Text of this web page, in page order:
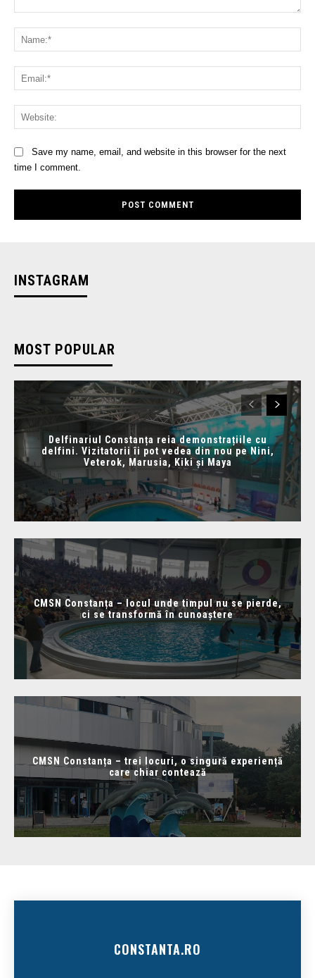
Save my name, email, and website in this browser for the next
time I comment.
INSTAGRAM
MOST POPULAR
Delfinariul Constanța reia demonstrațiile cu
delfini. Vizitatorii îi pot vedea din nou pe Nini,
Veterok, Marusia, Kiki și Maya
CMSN Constanța – locul unde timpul nu se pierde,
ci se transformă în cunoaștere
CMSN Constanța – trei locuri, o singură experiență
care chiar contează
CONSTANTA.RO